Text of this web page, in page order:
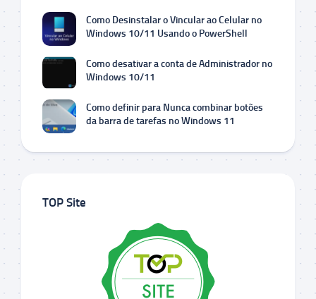
Como Desinstalar o Vincular ao Celular no
Windows 10/11 Usando o PowerShell
Como desativar a conta de Administrador no
Windows 10/11
Como definir para Nunca combinar botões
da barra de tarefas no Windows 11
TOP Site